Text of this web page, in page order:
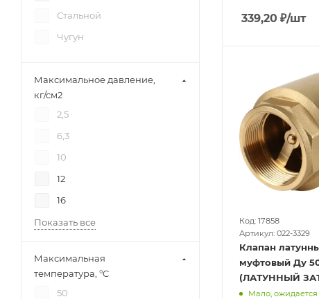
339,20 ₽/шт
Код: 17858
Артикул: 022-3329
Клапан
муфтовый Ду
(ЛАТУННЫЙ
Мало,
Стальной
Чугун
Максимальное давление,
кг/см2
2,5
6,3
10
12
16
Показать все
Максимальная
температура, °C
50